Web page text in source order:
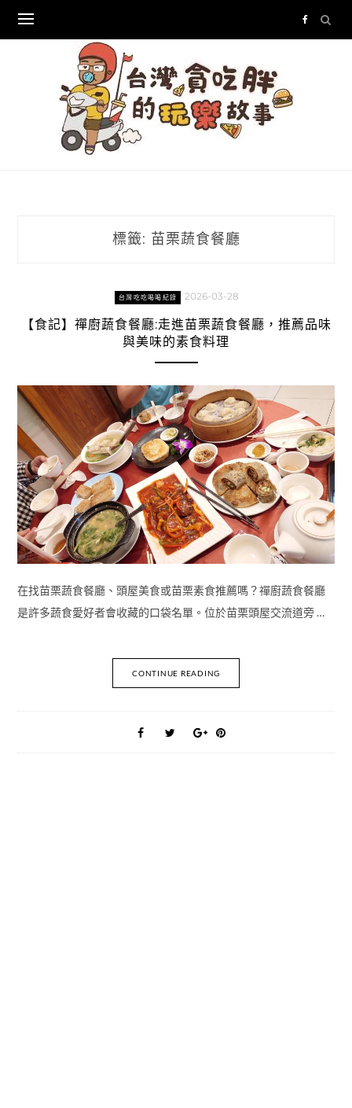
content
標籤: 苗栗蔬食餐廳
台灣吃吃喝喝紀錄 2026-03-28
【食記】禪廚蔬食餐廳:走進苗栗蔬食餐廳，推薦品味
與美味的素食料理
在找苗栗蔬食餐廳、頭屋美食或苗栗素食推薦嗎？禪廚蔬食餐廳
是許多蔬食愛好者會收藏的口袋名單。位於苗栗頭屋交流道旁 …
CONTINUE READING